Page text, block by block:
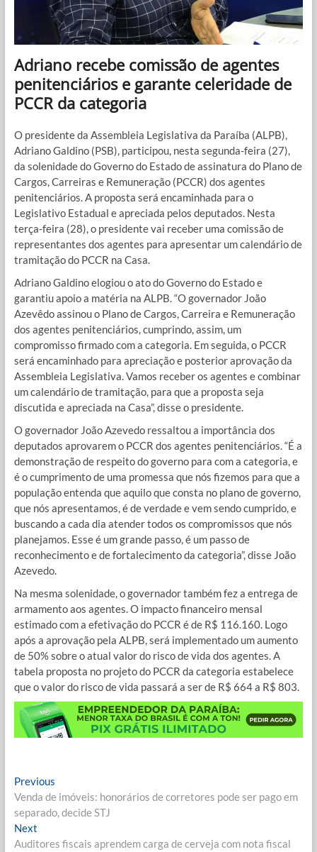
Adriano recebe comissão de agentes
penitenciários e garante celeridade de
PCCR da categoria
O presidente da Assembleia Legislativa da Paraíba (ALPB),
Adriano Galdino (PSB), participou, nesta segunda-feira (27),
da solenidade do Governo do Estado de assinatura do Plano de
Cargos, Carreiras e Remuneração (PCCR) dos agentes
penitenciários. A proposta será encaminhada para o
Legislativo Estadual e apreciada pelos deputados. Nesta
terça-feira (28), o presidente vai receber uma comissão de
representantes dos agentes para apresentar um calendário de
tramitação do PCCR na Casa.
Adriano Galdino elogiou o ato do Governo do Estado e
garantiu apoio a matéria na ALPB. “O governador João
Azevêdo assinou o Plano de Cargos, Carreira e Remuneração
dos agentes penitenciários, cumprindo, assim, um
compromisso firmado com a categoria. Em seguida, o PCCR
será encaminhado para apreciação e posterior aprovação da
Assembleia Legislativa. Vamos receber os agentes e combinar
um calendário de tramitação, para que a proposta seja
discutida e apreciada na Casa”, disse o presidente.
O governador João Azevedo ressaltou a importância dos
deputados aprovarem o PCCR dos agentes penitenciários. “É a
demonstração de respeito do governo para com a categoria, e
é o cumprimento de uma promessa que nós fizemos para que a
população entenda que aquilo que consta no plano de governo,
que nós apresentamos, é de verdade e vem sendo cumprido, e
buscando a cada dia atender todos os compromissos que nós
planejamos. Esse é um grande passo, é um passo de
reconhecimento e de fortalecimento da categoria”, disse João
Azevedo.
Na mesma solenidade, o governador também fez a entrega de
armamento aos agentes. O impacto financeiro mensal
estimado com a efetivação do PCCR é de R$ 116.160. Logo
após a aprovação pela ALPB, será implementado um aumento
de 50% sobre o atual valor do risco de vida dos agentes. A
tabela proposta no projeto do PCCR da categoria estabelece
que o valor do risco de vida passará a ser de R$ 664 a R$ 803.
Navegação
de
Post
PreviousPrevious
post:
Venda de imóveis: honorários de corretores pode ser pago em
separado, decide STJ
NextNext
post:
Auditores fiscais aprendem carga de cerveja com nota fiscal